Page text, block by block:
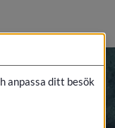
anpassa ditt besök